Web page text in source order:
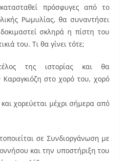
πρόσφυγες από το
Ρωμυλίας, θα συναντήσει
σκληρά η πίστη του
του. Τι θα γίνει τότε;
της ιστορίας και θα
στο χορό του, χορό
χορεύεται μέχρι σήμερα από
σε Συνδιοργάνωση με
και την υποστήριξη του